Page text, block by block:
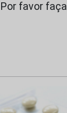
Por favor faça